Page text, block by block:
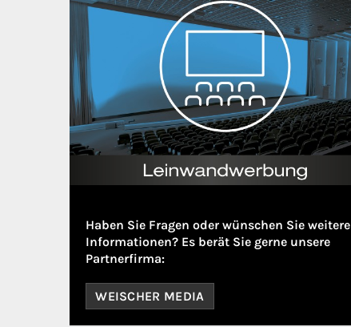
Haben Sie Fragen oder wünschen Sie weitere
Informationen? Es berät Sie gerne unsere
Partnerfirma:
WEISCHER MEDIA